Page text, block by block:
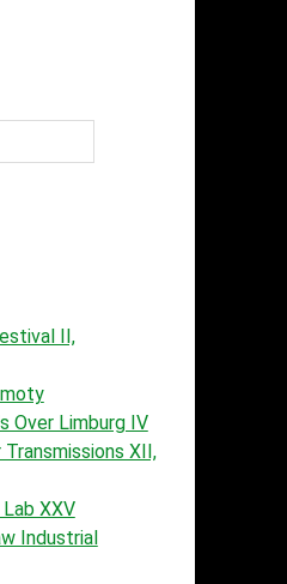
II,
Over Limburg IV
Transmissions XII,
XXV
Industrial